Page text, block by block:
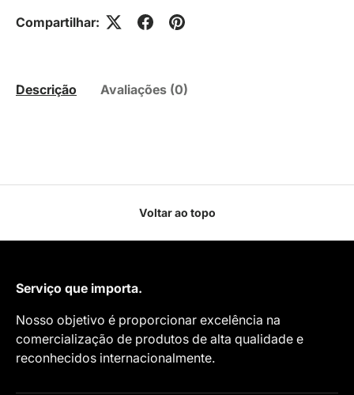
Compartilhar:
Descrição Avaliações (0)
Voltar ao topo
Serviço que importa.
Nosso objetivo é proporcionar excelência na
comercialização de produtos de alta qualidade e
reconhecidos internacionalmente.